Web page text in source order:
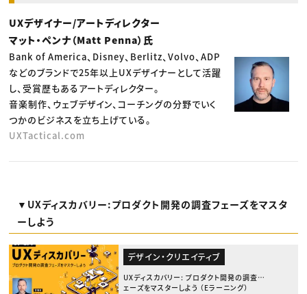
UXデザイナー/アートディレクター
マット・ペンナ（Matt Penna）氏
Bank of America、Disney、Berlitz、Volvo、ADP
などのブランドで25年以上UXデザイナーとして活躍
し、受賞歴もあるアートディレクター。
音楽制作、ウェブデザイン、コーチングの分野でいく
つかのビジネスを立ち上げている。
UXTactical.com
▼UXディスカバリー:プロダクト開発の調査フェーズをマスタ
ーしよう
デザイン・クリエイティブ
UXディスカバリー: プロダクト開発の調査フ
ェーズをマスターしよう （Eラーニング）